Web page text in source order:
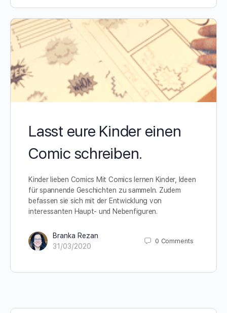
Lasst eure Kinder einen
Comic schreiben.
Kinder lieben Comics Mit Comics lernen Kinder, Ideen
für spannende Geschichten zu sammeln. Zudem
befassen sie sich mit der Entwicklung von
interessanten Haupt- und Nebenfiguren.
Branka Rezan
31/03/2020
0 Comments